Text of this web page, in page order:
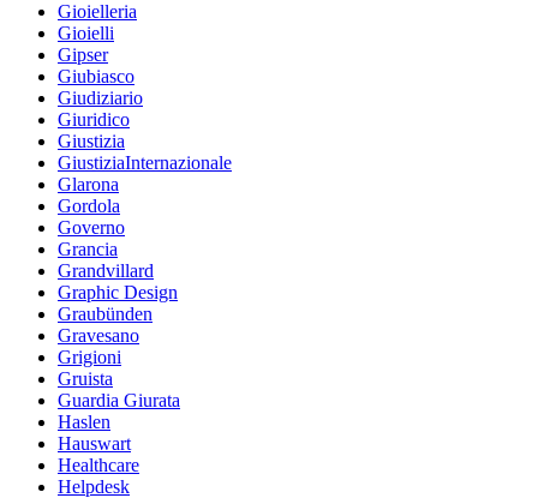
Gioielleria
Gioielli
Gipser
Giubiasco
Giudiziario
Giuridico
Giustizia
GiustiziaInternazionale
Glarona
Gordola
Governo
Grancia
Grandvillard
Graphic Design
Graubünden
Gravesano
Grigioni
Gruista
Guardia Giurata
Haslen
Hauswart
Healthcare
Helpdesk